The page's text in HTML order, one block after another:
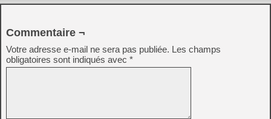
Commentaire ¬
Votre adresse e-mail ne sera pas publiée. Les champs
obligatoires sont indiqués avec *